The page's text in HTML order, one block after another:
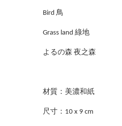
Bird 鳥
Grass land 綠地
よるの森 夜之森
材質：美濃和紙
尺寸：10 x 9 cm